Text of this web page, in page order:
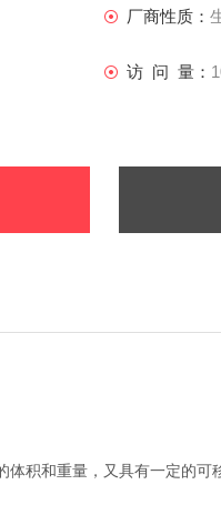
厂商性质：
访 问 量：
积和重量，又具有一定的可